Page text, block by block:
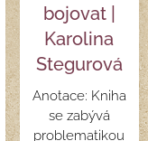
bojovat |
Karolina
Stegurová
Anotace: Kniha
se zabývá
problematikou